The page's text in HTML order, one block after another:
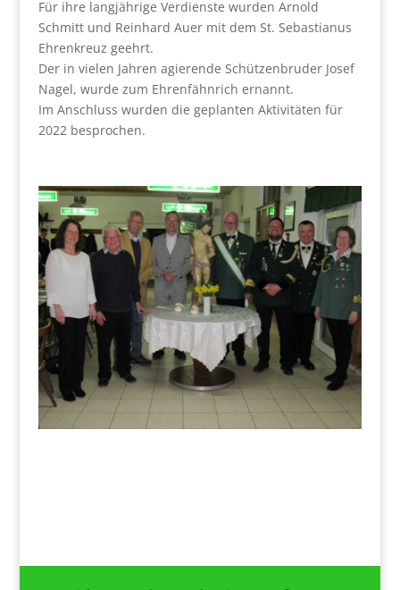
Für ihre lang­jäh­ri­ge Ver­diens­te wur­den Arnold
Schmitt und Rein­hard Auer mit dem St. Sebas­tia­nus
Ehren­kreuz geehrt.
Der in vie­len Jah­ren agie­ren­de Schüt­zen­bru­der Josef
Nagel, wur­de zum Ehren­fähn­rich ernannt.
Im Anschluss wur­den die geplan­ten Akti­vi­tä­ten für
2022 bespro­chen.